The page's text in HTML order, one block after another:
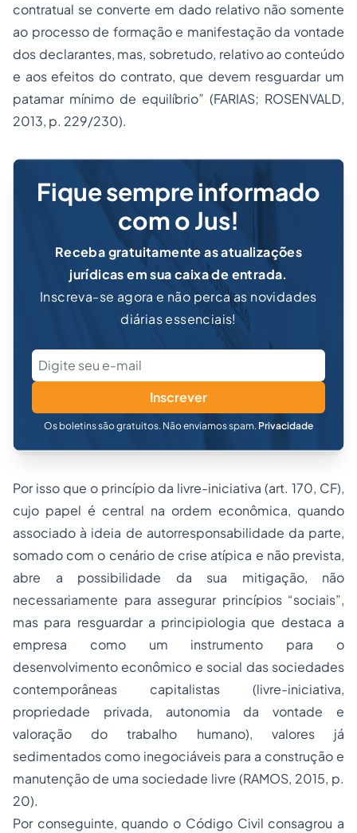
contratual se converte em dado relativo não somente
ao processo de formação e manifestação da vontade
dos declarantes, mas, sobretudo, relativo ao conteúdo
e aos efeitos do contrato, que devem resguardar um
patamar mínimo de equilíbrio” (FARIAS; ROSENVALD,
2013, p. 229/230).
Fique sempre informado
com o Jus!
Receba gratuitamente as atualizações
jurídicas em sua caixa de entrada.
Inscreva-se agora e não perca as novidades
diárias essenciais!
Inscrever
Os boletins são gratuitos. Não enviamos spam. Privacidade
Por isso que o princípio da livre-iniciativa (art. 170, CF),
cujo papel é central na ordem econômica, quando
associado à ideia de autorresponsabilidade da parte,
somado com o cenário de crise atípica e não prevista,
abre a possibilidade da sua mitigação, não
necessariamente para assegurar princípios “sociais”,
mas para resguardar a principiologia que destaca a
empresa como um instrumento para o
desenvolvimento econômico e social das sociedades
contemporâneas capitalistas (livre-iniciativa,
propriedade privada, autonomia da vontade e
valoração do trabalho humano), valores já
sedimentados como inegociáveis para a construção e
manutenção de uma sociedade livre (RAMOS, 2015, p.
20).
Por conseguinte, quando o Código Civil consagrou a